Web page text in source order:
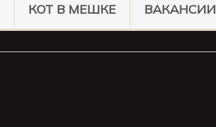
КОТ В МЕШКЕ ВАКАНСИИ